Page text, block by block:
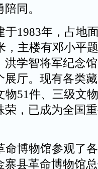
同。
1983年，占地
，主楼有邓小平
洪学智将军纪念
厅。现有各类
物51件、三级文
荣，已成为全国
博物馆参观了
县革命博物馆